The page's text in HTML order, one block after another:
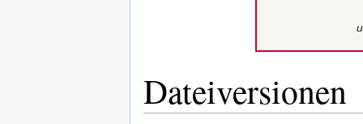
Dateiversionen